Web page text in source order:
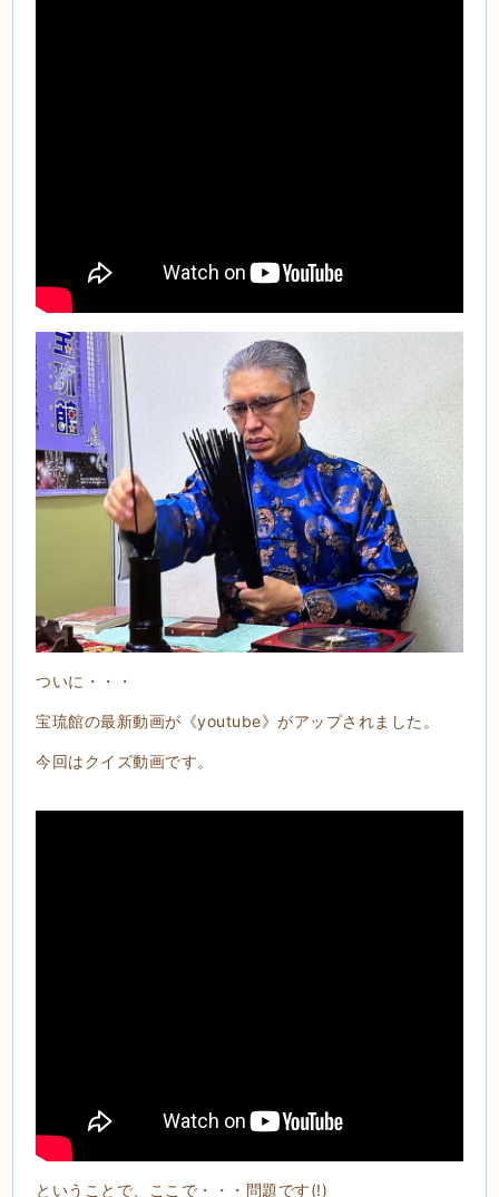
ついに・・・
宝琉館の最新動画が《youtube》がアップされました。
今回はクイズ動画です。
ということで、ここで・・・問題です(!)